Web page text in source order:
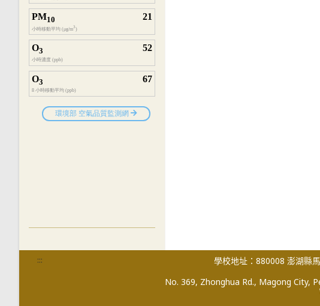
::: 學校地址：880008 澎湖縣
No. 369, Zhonghua Rd., Magong City,